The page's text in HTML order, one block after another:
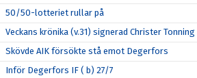
50/50-lotteriet rullar på
Veckans krönika (v.31) signerad Christer Tonning
Skövde AIK försökte stå emot Degerfors
Inför Degerfors IF ( b) 27/7